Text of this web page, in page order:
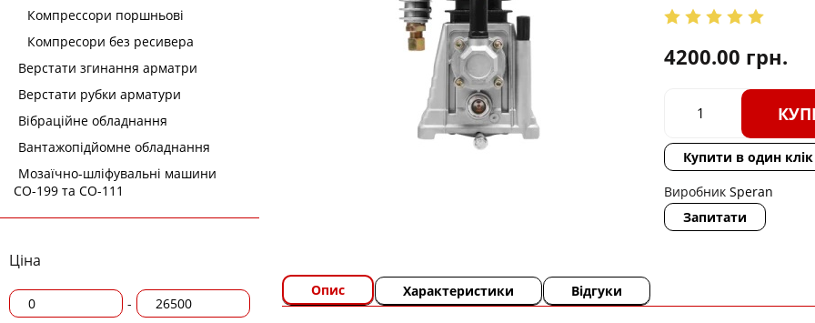
Компрессори поршньові
Компресори без ресивера
Верстати згинання арматри
Верстати рубки арматури
Вібраційне обладнання
Вантажопідйомне обладнання
Мозаїчно-шліфувальні машини
СО-199 та СО-111
Ціна
-
4200.00 грн.
Купити в один клік
Виробник Speran
Запитати
Опис Характеристики Відгуки